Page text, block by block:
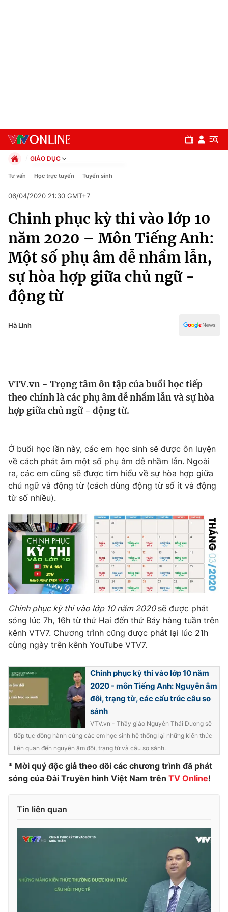
Chuyên mục
Chính trị
Xã hội
Pháp luật
Y tế
Thế giới đó đây
Câu chuyện quốc tế
Kinh tế
Tài chính
Dữ liệu và đời sống
Phim VTV
Hậu trường
Nhân vật
Khán giả
Giải sao mai
Giải trí
Điện ảnh
Sao
Đời sống
Du lịch
Làm đẹp
Chất lượng cuộc sống
Giáo dục
Tuyển sinh
Học trực tuyến
Công nghệ
Hitech Công nghệ tương lai
Sản phẩm
Thị trường
Tư vấn
Giao lưu trực tuyến
Lịch phát sóng
Chuyên mục khác
Emagazine Podcast
Photo Infographic
Video Shorts video
VTV Money VTV Thể thao
Vươn mình bằng AI
VTV9 VTV8
English
GIÁO DỤC
Chính trị
Pháp luật
Kinh tế
Thể thao
Truyền hình
Văn hóa - Giải trí
Đời sống
Công nghệ
Giáo dục
Tư vấn Học trực tuyến Tuyển sinh
06/04/2020 21:30 GMT+7
Chinh phục kỳ thi vào lớp 10
năm 2020 – Môn Tiếng Anh:
Một số phụ âm dễ nhầm lẫn,
sự hòa hợp giữa chủ ngữ -
động từ
Hà Linh
VTV.vn - Trọng tâm ôn tập của buổi học tiếp
theo chính là các phụ âm dễ nhầm lẫn và sự hòa
hợp giữa chủ ngữ - động từ.
Ở buổi học lần này, các em học sinh sẽ được ôn luyện
về cách phát âm một số phụ âm dễ nhầm lẫn. Ngoài
ra, các em cũng sẽ được tìm hiểu về sự hòa hợp giữa
chủ ngữ và động từ (cách dùng động từ số ít và động
từ số nhiều).
Chinh phục kỳ thi vào lớp 10 năm 2020 sẽ được phát
sóng lúc 7h, 16h từ thứ Hai đến thứ Bảy hàng tuần trên
kênh VTV7. Chương trình cũng được phát lại lúc 21h
cùng ngày trên kênh YouTube VTV7.
Chinh phục kỳ thi vào lớp 10 năm
2020 - môn Tiếng Anh: Nguyên âm
đôi, trạng từ, các cấu trúc câu so
sánh
VTV.vn - Thầy giáo Nguyễn Thái Dương sẽ
tiếp tục đồng hành cùng các em học sinh hệ thống lại những kiến thức
liên quan đến nguyên âm đôi, trạng từ và câu so sánh.
* Mời quý độc giả theo dõi các chương trình đã phát
sóng của Đài Truyền hình Việt Nam trên TV Online!
Tin liên quan